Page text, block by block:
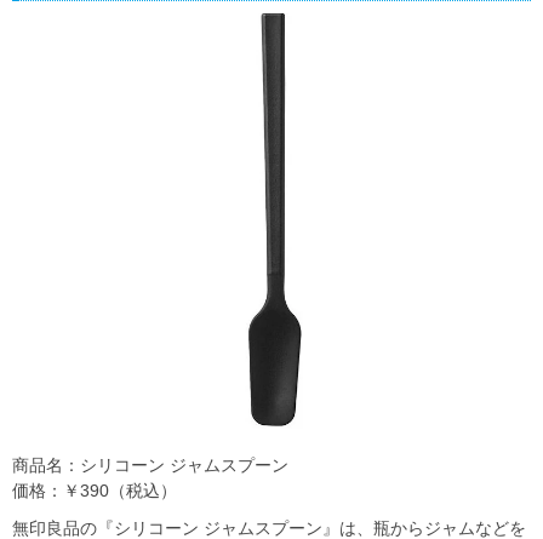
商品名：シリコーン ジャムスプーン
価格：￥390（税込）
無印良品の『シリコーン ジャムスプーン』は、瓶からジャムなどを